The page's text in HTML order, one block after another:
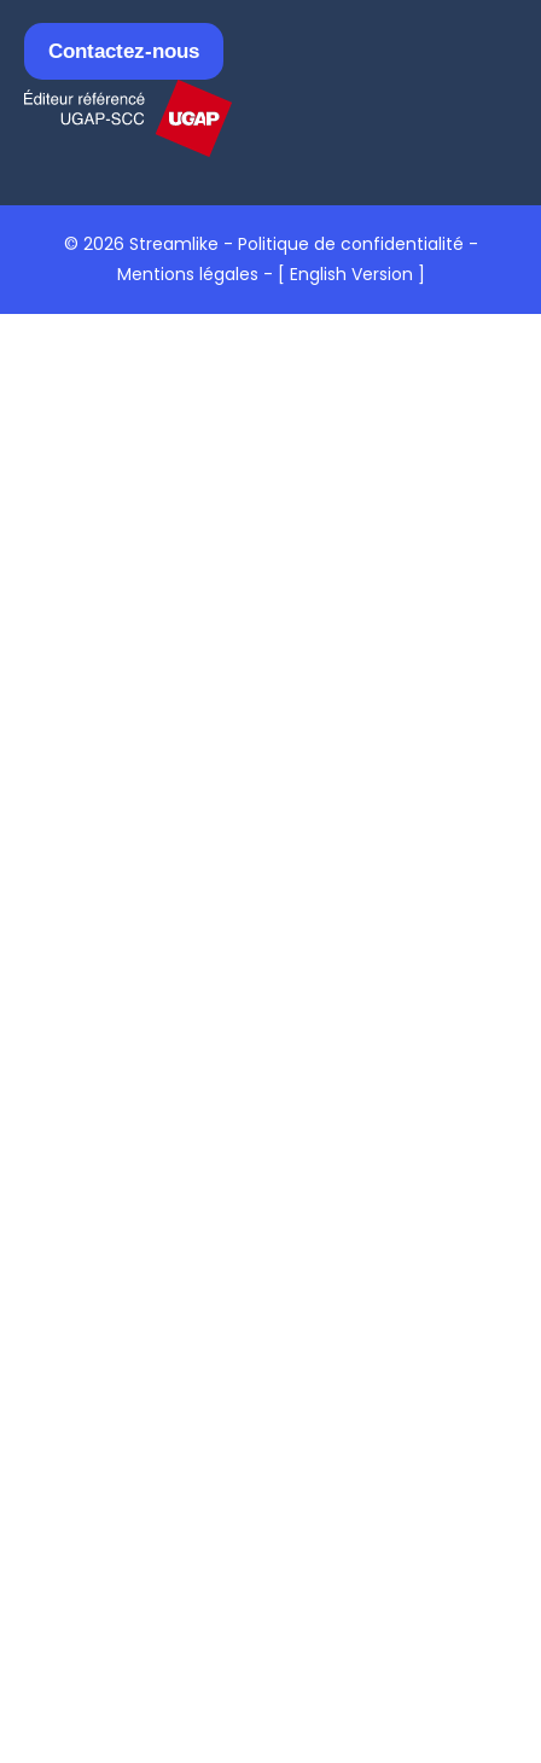
Contactez-nous
© 2026 Streamlike - Politique de confidentialité -
Mentions légales - [ English Version ]